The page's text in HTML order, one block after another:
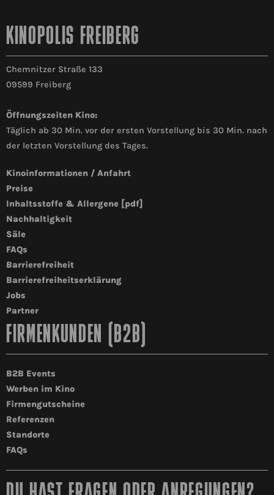
KINOPOLIS FREIBERG
Chemnitzer Straße 133
09599 Freiberg
Öffnungszeiten Kino:
Täglich ab 30 Min. vor der ersten Vorstellung bis 30 Min. nach
der letzten Vorstellung des Tages.
Kinoinformationen / Anfahrt
Preise
Inhaltsstoffe & Allergene [pdf]
Nachhaltigkeit
Säle
FAQs
Barrierefreiheit
Barrierefreiheitserklärung
Jobs
Partner
FIRMENKUNDEN (B2B)
B2B Events
Werben im Kino
Firmengutscheine
Referenzen
Standorte
FAQs